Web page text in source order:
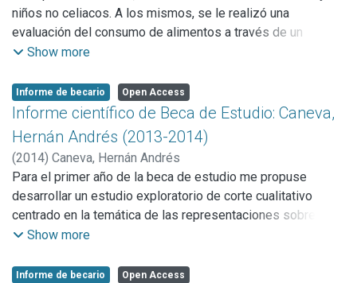
habidacuenta que en nuestro medio no se dispone de
pruebas específicas que evalúen eldesarrollo de la TM. Su
interés reside en su utilidad tanto en el diagnóstico del
particularmente en el campo denominado“trastornos del
espectro autista”.
niños no celiacos. A los mismos, se le realizó una
evaluación del consumo de alimentos a través de un
Registro de 48 hs., una evaluación antropométrica de peso,
cutáneos) y análisis bioquímico de las reservas corporales
de hierro, ácido fólico y zinc.
Además, se realizó un análisis cuantitativo hierro y zinc de
las harinas premezclas con mayor consumo por los
celíacos en estudio. Dicho análisis se realizó en conjunto
con la Facultad de Farmacia y Bioquímica de la Universidad
de Buenos Ares.
Por otro lado, se realizaron presentaciones en congresos y
publicaciones en revistas científicas especializadas.
Show more
Informe de becario Open Access
Informe científico de Beca de Estudio: Caneva,
Hernán Andrés (2013-2014)
(2014) Caneva, Hernán Andrés
Para el primer año de la beca de estudio me propuse
desarrollar un estudio exploratorio de corte cualitativo
centrado en la temática de las representaciones sobre el
aborto*, para lo cual planteé llevar a cabo las siguientes
• Lectura y reseña de bibliografía para la elaboración del
Show more
Informe de becario Open Access